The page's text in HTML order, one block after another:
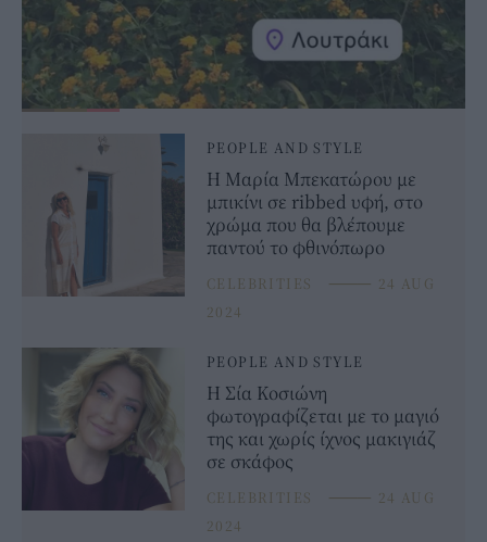
PEOPLE AND STYLE
Η Μαρία Μπεκατώρου με
μπικίνι σε ribbed υφή, στο
χρώμα που θα βλέπουμε
παντού το φθινόπωρο
CELEBRITIES ⸻ 24 AUG
2024
PEOPLE AND STYLE
Η Σία Κοσιώνη
φωτογραφίζεται με το μαγιό
της και χωρίς ίχνος μακιγιάζ
σε σκάφος
CELEBRITIES ⸻ 24 AUG
2024